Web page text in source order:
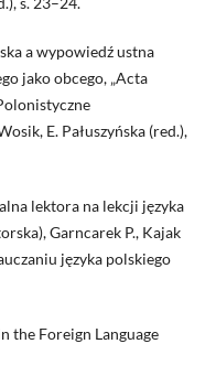
a wypowiedź ustna
jako obcego, „Acta
E. Pałuszyńska (red.),
lektora na lekcji języka
Garncarek P., Kajak
języka polskiego
the Foreign Language